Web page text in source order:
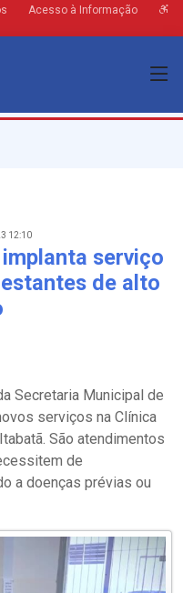
Acesso à Informação
12:10
serviço
de alto
Secretaria Municipal de
serviços na Clínica
São atendimentos
de
a doenças prévias ou